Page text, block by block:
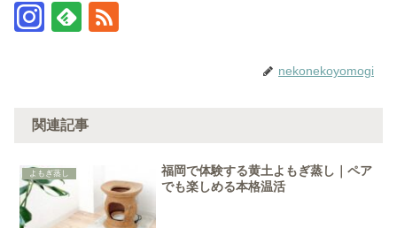
nekonekoyomogi
関連記事
よもぎ蒸し
福岡で体験する黄土よもぎ蒸し｜ペア
でも楽しめる本格温活